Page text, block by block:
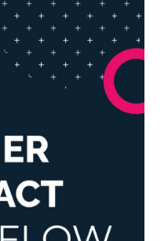
DÉTAILS